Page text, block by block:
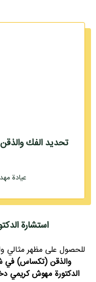
تحديد الفك
عيادة
استشارة
للحصول على مظهر
والذقن (تكساس) في
الدكتورة مهوش كريمي